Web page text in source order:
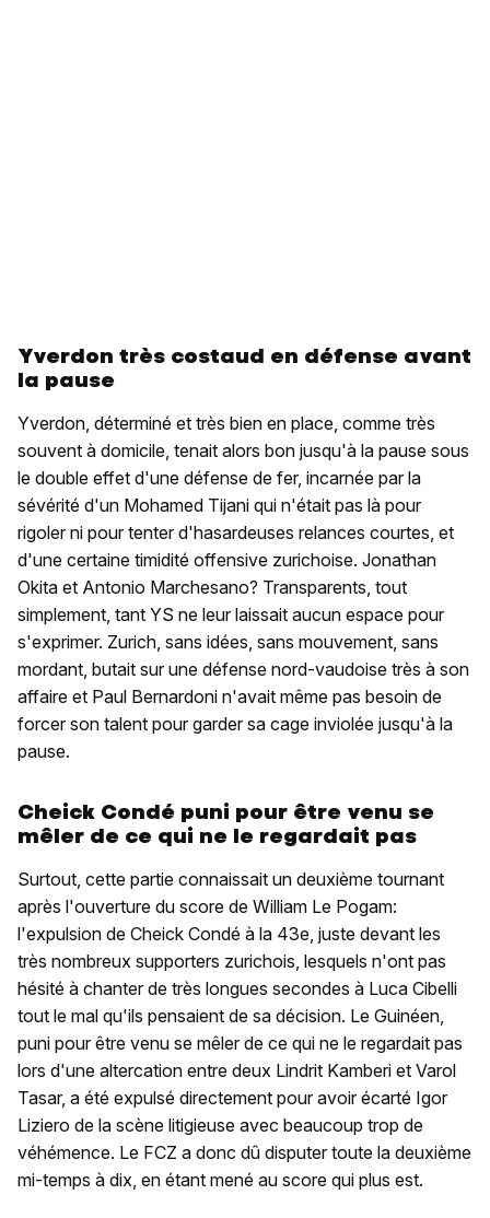
Yverdon très costaud en défense avant
la pause
Yverdon, déterminé et très bien en place, comme très
souvent à domicile, tenait alors bon jusqu'à la pause sous
le double effet d'une défense de fer, incarnée par la
sévérité d'un Mohamed Tijani qui n'était pas là pour
rigoler ni pour tenter d'hasardeuses relances courtes, et
d'une certaine timidité offensive zurichoise. Jonathan
Okita et Antonio Marchesano? Transparents, tout
simplement, tant YS ne leur laissait aucun espace pour
s'exprimer. Zurich, sans idées, sans mouvement, sans
mordant, butait sur une défense nord-vaudoise très à son
affaire et Paul Bernardoni n'avait même pas besoin de
forcer son talent pour garder sa cage inviolée jusqu'à la
pause.
Cheick Condé puni pour être venu se
mêler de ce qui ne le regardait pas
Surtout, cette partie connaissait un deuxième tournant
après l'ouverture du score de William Le Pogam:
l'expulsion de Cheick Condé à la 43e, juste devant les
très nombreux supporters zurichois, lesquels n'ont pas
hésité à chanter de très longues secondes à Luca Cibelli
tout le mal qu'ils pensaient de sa décision. Le Guinéen,
puni pour être venu se mêler de ce qui ne le regardait pas
lors d'une altercation entre deux Lindrit Kamberi et Varol
Tasar, a été expulsé directement pour avoir écarté Igor
Liziero de la scène litigieuse avec beaucoup trop de
véhémence. Le FCZ a donc dû disputer toute la deuxième
mi-temps à dix, en étant mené au score qui plus est.